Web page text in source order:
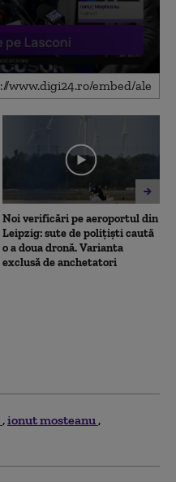
Noi verificări pe aeroportul din
Leipzig: sute de polițiști caută
o a doua dronă. Varianta
exclusă de anchetatori
ionut mosteanu